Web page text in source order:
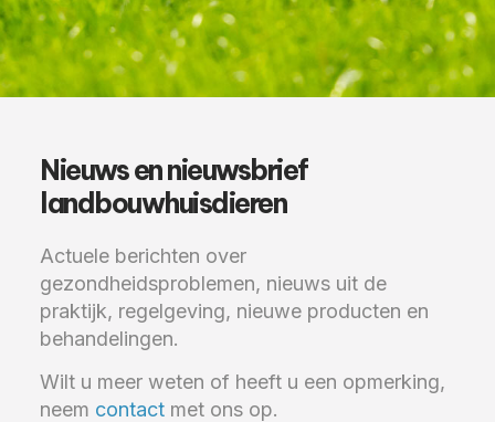
Nieuws en nieuwsbrief
landbouwhuisdieren
Actuele berichten over
gezondheidsproblemen, nieuws uit de
praktijk, regelgeving, nieuwe producten en
behandelingen.
Wilt u meer weten of heeft u een opmerking,
neem contact met ons op.